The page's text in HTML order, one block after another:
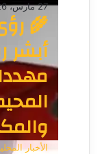
27 مارس، 2026
🌾
أبشر
الأخبار